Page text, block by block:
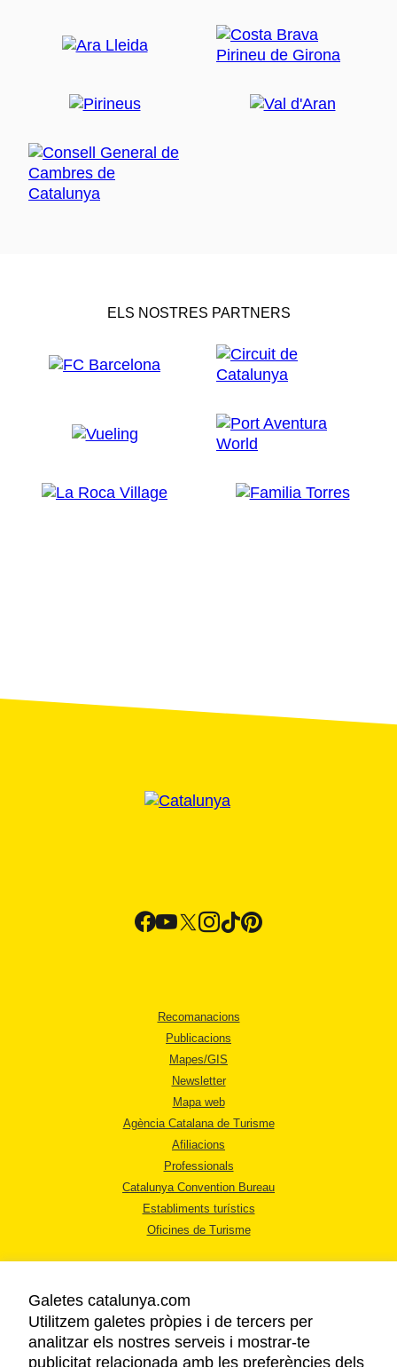
ELS NOSTRES PARTNERS
Recomanacions
Publicacions
Mapes/GIS
Newsletter
Mapa web
Agència Catalana de Turisme
Afiliacions
Professionals
Catalunya Convention Bureau
Establiments turístics
Oficines de Turisme
AVÍS LEGAL
Galetes catalunya.com
Utilitzem galetes pròpies i de tercers per
analitzar els nostres serveis i mostrar-te
publicitat relacionada amb les preferències dels